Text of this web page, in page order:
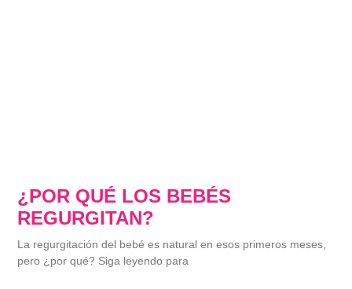
¿POR QUÉ LOS BEBÉS
REGURGITAN?
La regurgitación del bebé es natural en esos primeros meses,
pero ¿por qué? Siga leyendo para